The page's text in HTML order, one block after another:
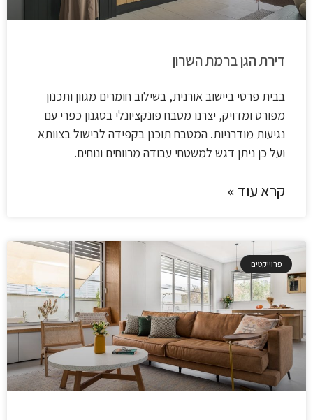
דירת הגן ברמת השרון
בבית פרטי ביישוב אורנית, בשילוב חומרים מגוון ותכנון
מפורט ומדויק, יצרנו מטבח פונקציונלי בסגנון כפרי עם
נגיעות מודרניות. המטבח תוכנן בקפידה לבישול בצוותא
ועל כן ניתן דגש למשטחי עבודה מרווחים ונוחים.
קרא עוד »
פרוייקטים